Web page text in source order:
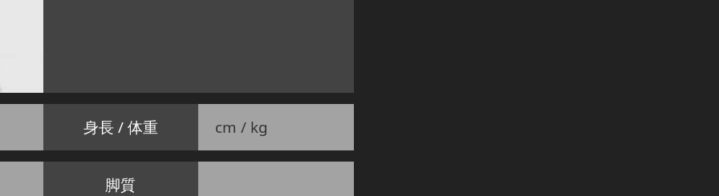
身長 / 体重 cm / kg
脚質